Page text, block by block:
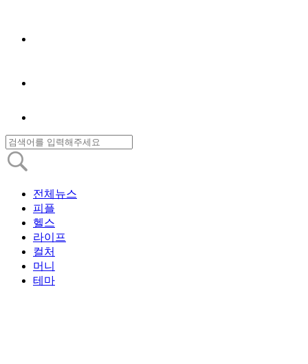
전체뉴스
피플
헬스
라이프
컬처
머니
테마